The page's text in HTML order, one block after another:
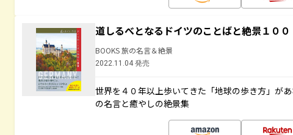
道しるべとなるドイツのことばと絶景１００
BOOKS 旅の名言＆絶景
2022.11.04 発売
世界を４０年以上歩いてきた「地球の歩き方」が
の名言と癒やしの絶景集